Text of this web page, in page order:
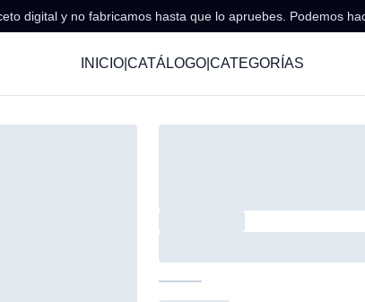
digital y no fabricamos hasta que lo apruebes. Podemos
INICIO| CATÁLOGO| CATEGORÍAS